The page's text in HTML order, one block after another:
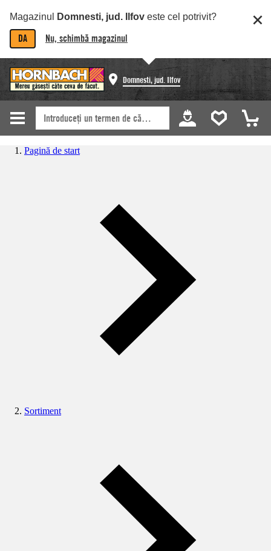
Magazinul Domnesti, jud. Ilfov este cel potrivit?
DA Nu, schimbă magazinul
Domnesti, jud. Ilfov
Pagină de start
Sortiment